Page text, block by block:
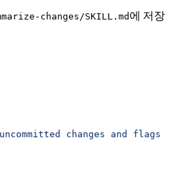
changes/SKILL.md 에 저장
uncommitted changes and